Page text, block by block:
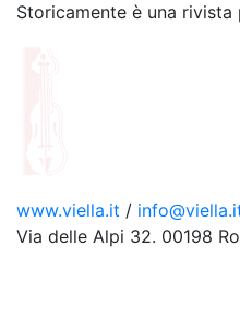
Storicamente è una rivista
www.viella.it /
Via delle Alpi 32. 00198